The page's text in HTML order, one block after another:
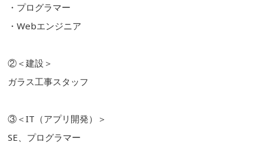
・プログラマー
・Webエンジニア
②＜建設＞
ガラス工事スタッフ
③＜IT（アプリ開発）＞
SE、プログラマー